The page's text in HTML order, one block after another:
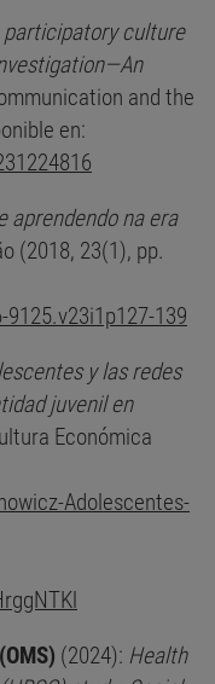
participatory culture
and the
en:
aprendendo na era
(2018, 23(1), pp.
139
y las redes
juvenil en
Económica
Adolescentes-
(2024): Health